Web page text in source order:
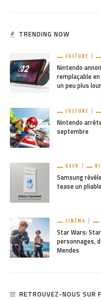
TRENDING NOW
CULTURE
Nintendo
remplaçable
un peu plus
CULTURE
Nintendo
septembre
GEEK
Samsung
tease un
CINÉMA
Star Wars:
personnages,
Mendes
RETROUVEZ-NOUS SUR